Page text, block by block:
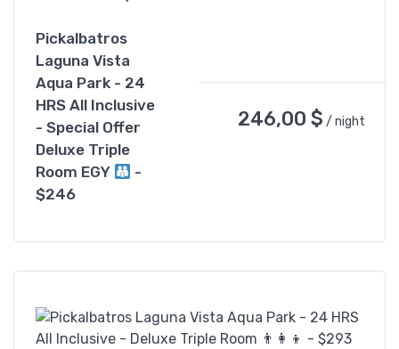
Pickalbatros
Laguna Vista
Aqua Park - 24
HRS All Inclusive
- Special Offer
Deluxe Triple
Room EGY
-
$246
246,00 $ / night